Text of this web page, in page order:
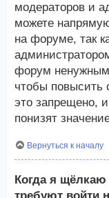
модераторов и
можете
на форуме, так
форум
чтобы
это запрещено,
понизят
Вернуться к началу
Когда я